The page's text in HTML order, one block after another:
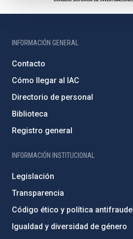
INFORMACIÓN GENERAL
Contacto
Cómo llegar al IAC
Directorio de personal
Biblioteca
Registro general
INFORMACIÓN INSTITUCIONAL
Legislación
Transparencia
Código ético y política antifraude
Igualdad y diversidad de género